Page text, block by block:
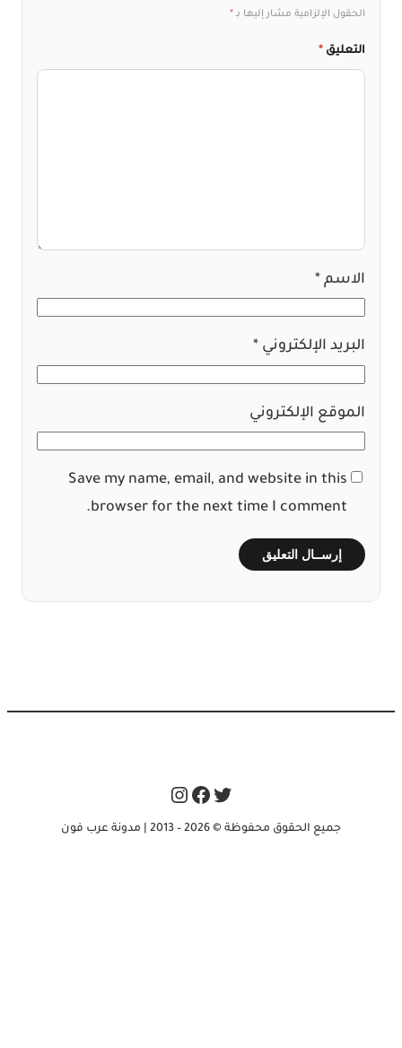
الحقول الإلزامية مشار إليها بـ*
التعليق*
الاسم*
البريد الإلكتروني*
الموقع الإلكتروني
Save my name, email, and website in this
browser for the next time I comment.
Twitter
Facebook
Instagram
جميع الحقوق محفوظة © 2026 – 2013 | مدونة عرب فون